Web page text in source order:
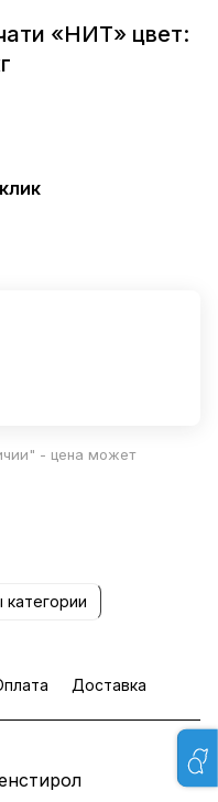
«НИТ» цвет:
- цена может
Доставка